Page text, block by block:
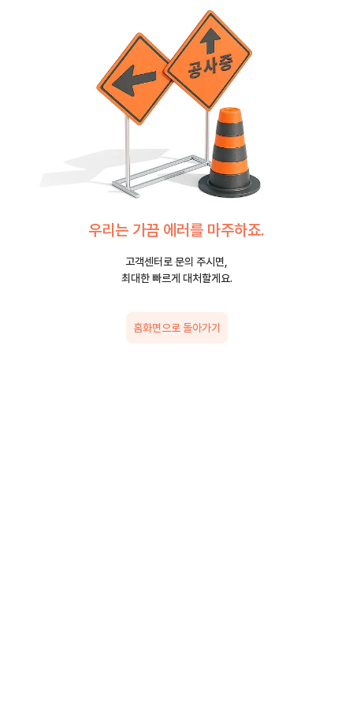
우리는 가끔 에러를 마주하죠.
고객센터로 문의 주시면,
최대한 빠르게 대처할게요.
홈화면으로 돌아가기